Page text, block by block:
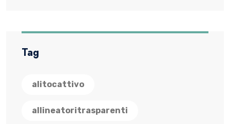
Tag
alitocattivo
allineatoritrasparenti